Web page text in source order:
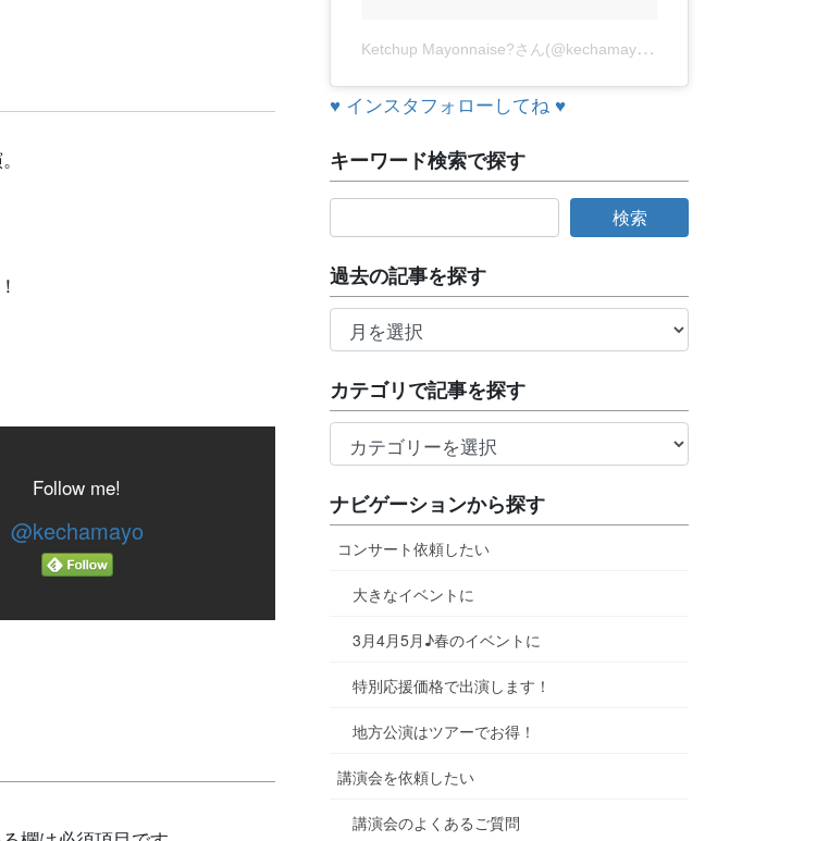
Follow me!
@kechamayo
K
etchup Mayonnaise?さん(@kechamayo)が投稿した動画
♥ インスタフォローしてね ♥
キーワード検索で探す
過去の記事を探す
過
記
事
探
す
カテゴリで記事を探す
カ
テ
ゴ
リ
で
ナビゲーションから探す
コンサート依頼したい
大きなイベントに
3月4月5月♪春のイベントに
特別応援価格で出演します！
地方公演はツアーでお得！
講演会を依頼したい
講演会のよくあるご質問